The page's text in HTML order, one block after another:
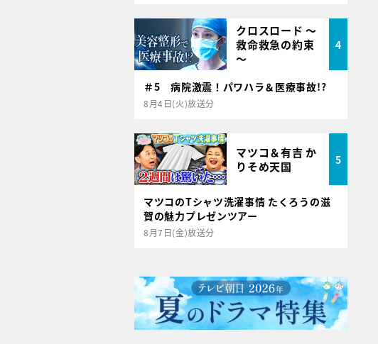
クロスロード ～
救命救急の約束
～
4
＃5 病院激震！パワハラ＆医療事故!?
8月4日(火)放送分
マツコ＆有吉 か
りそめ天国
5
マツコのTシャツ洗濯事情 たくろうの滋
賀の魅力プレゼンツアー
8月7日(金)放送分